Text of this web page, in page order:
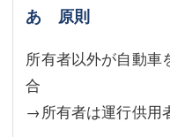
あ 原則
所有者以外が自動車
合
→所有者は運行供用